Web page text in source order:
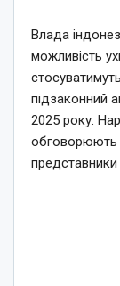
Влада
можливість
підзаконний
2025 року.
обговорюють
представники